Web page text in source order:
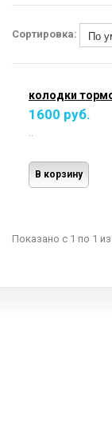
Сортировка:
колодки
1600 руб.
..
В корзину
Показано с 1 по 1